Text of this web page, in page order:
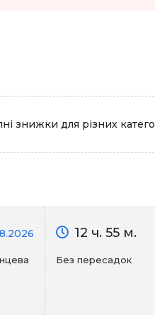
знижки для різних
12 ч. 55 м.
Без пересадок